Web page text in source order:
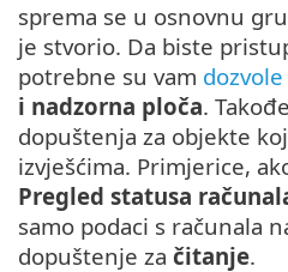
sprema se u osnovnu
je stvorio. Da biste
potrebne su vam dozvole
i nadzorna ploča.
dopuštenja za objekte
izvješćima. Primjerice,
Pregled statusa
samo podaci s računala
dopuštenje za čitanje.